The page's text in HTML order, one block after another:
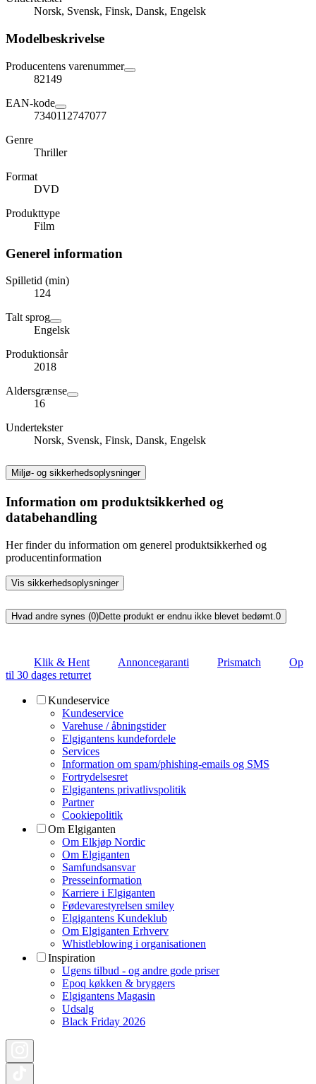
Norsk, Svensk, Finsk, Dansk, Engelsk
Modelbeskrivelse
Producentens varenummer
82149
EAN-kode
7340112747077
Genre
Thriller
Format
DVD
Produkttype
Film
Generel information
Spilletid (min)
124
Talt sprog
Engelsk
Produktionsår
2018
Aldersgrænse
16
Undertekster
Norsk, Svensk, Finsk, Dansk, Engelsk
Miljø- og sikkerhedsoplysninger
Information om produktsikkerhed og
databehandling
Her finder du information om generel produktsikkerhed og
producentinformation
Vis sikkerhedsoplysninger
Hvad andre synes (0)Dette produkt er endnu ikke blevet bedømt. 0
Klik & Hent Annoncegaranti Prismatch
Op
til 30 dages returret
Kundeservice
Kundeservice
Varehuse / åbningstider
Elgigantens kundefordele
Services
Information om spam/phishing-emails og SMS
Fortrydelsesret
Elgigantens privatlivspolitik
Partner
Cookiepolitik
Om Elgiganten
Om Elkjøp Nordic
Om Elgiganten
Samfundsansvar
Presseinformation
Karriere i Elgiganten
Fødevarestyrelsen smiley
Elgigantens Kundeklub
Om Elgiganten Erhverv
Whistleblowing i organisationen
Inspiration
Ugens tilbud - og andre gode priser
Epoq køkken & bryggers
Elgigantens Magasin
Udsalg
Black Friday 2026